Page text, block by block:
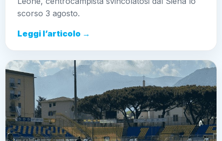
scorso 3 agosto.
Leggi l’articolo →